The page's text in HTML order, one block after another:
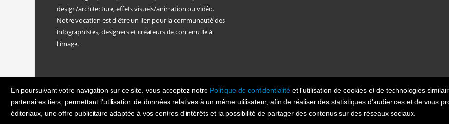
En poursuivant votre navigation sur ce site, vous acceptez notre Politique de confidentialitéet l'utilisation de cookies et de technologies
partenaires tiers, permettant l'utilisation de données relatives à un même utilisateur, afin de réaliser des statistiques d'audiences et de vous
éditoriaux, une offre publicitaire adaptée à vos centres d'intérêts et la possibilité de partager des contenus sur des réseaux sociaux.
design/architecture, effets visuels/animation ou vidéo.
Notre vocation est d'être un lien pour la communauté des
infographistes, designers et créateurs de contenu lié à
l'image.
PIXELCREATION © Copyright Pixelcreation 2026, tous droits réservés.